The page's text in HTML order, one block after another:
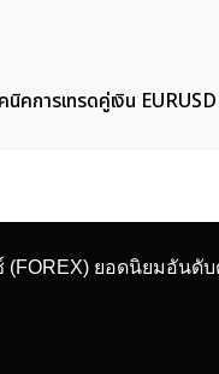
นิคการเทรดคู่เงิน
ยอดนิยมอันดับ